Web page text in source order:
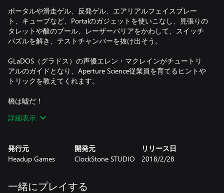
ポータルや滑走ゲル、反発ゲル、エアリアルフェイスプレー
ト、キューブなど、Portalのガジェットを使いこなし、見張りの
タレットや酸のプール、レーザーバリアをかわして、スイッチ
パズルを解き、テストチャンバーを抜け出そう。
GLaDOS（グラドス）の声優エレン・マクレインがチュートリ
アルのガイドとなり、Aperture Science従業員を育てるヒントや
トリックを教えてくれます。
橋は嘘だ！
特徴：
・Aperture Science研究所で複雑な建造物を建設しよう
・GLaDOSがトリッキーな物理アドベンチャーの友になろう
ルなどを使って複雑なタスクをマスターしよう
・見張りのタレットや解放グリル、レーザーフィールド、酸な
詳細表示
発行元
Headup Games
開発元
ClockStone STUDIO
リリース日
2018/2/28
一緒にプレイする